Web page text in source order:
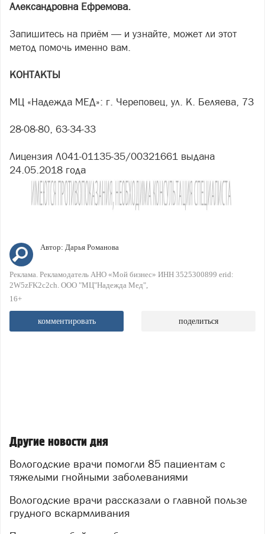
Александровна Ефремова.
Запишитесь на приём — и узнайте, может ли этот
метод помочь именно вам.
КОНТАКТЫ
МЦ «Надежда МЕД»: г. Череповец, ул. К. Беляева, 73
28-08-80, 63-34-33
Лицензия Л041-01135-35/00321661 выдана
24.05.2018 года
Автор: Дарья Романова
Реклама. Рекламодатель АНО «Мой бизнес» ИНН 3525300899 erid:
2W5zFK2c2ch. ООО "МЦ"Надежда Мед"
16+
комментировать поделиться
Другие новости дня
Вологодские врачи помогли 85 пациентам с
тяжелыми гнойными заболеваниями
Вологодские врачи рассказали о главной пользе
грудного вскармливания